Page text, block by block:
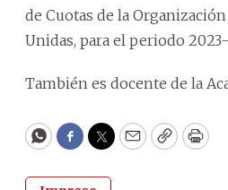
de Cuotas de la
Unidas, para el periodo
También es docente de la
WhatsApp
Facebook
Twitter
EmailCopyPrint